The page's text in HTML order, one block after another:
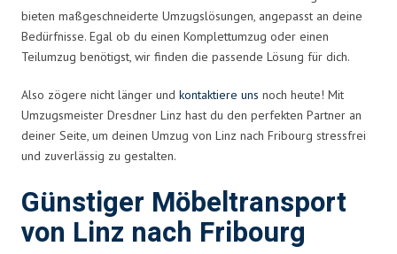
bieten maßgeschneiderte Umzugslösungen, angepasst an deine
Bedürfnisse. Egal ob du einen Komplettumzug oder einen
Teilumzug benötigst, wir finden die passende Lösung für dich.
Also zögere nicht länger und kontaktiere uns noch heute! Mit
Umzugsmeister Dresdner Linz hast du den perfekten Partner an
deiner Seite, um deinen Umzug von Linz nach Fribourg stressfrei
und zuverlässig zu gestalten.
Günstiger Möbeltransport
von Linz nach Fribourg